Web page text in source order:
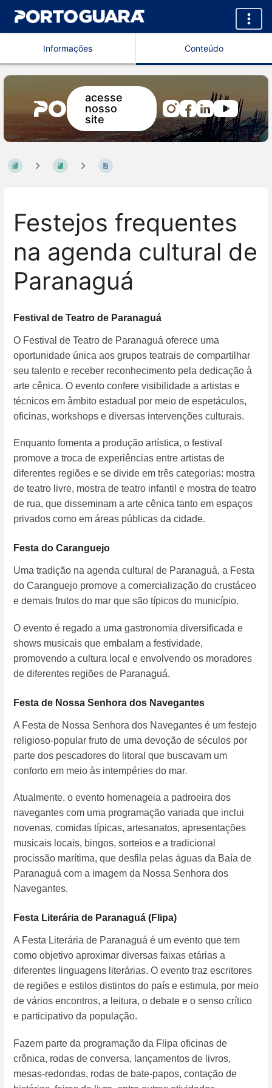
Informações Conteúdo
acesse
nosso
site
Festejos frequentes
na agenda cultural de
Paranaguá
Festival de Teatro de Paranaguá
O Festival de Teatro de Paranaguá oferece uma
oportunidade única aos grupos teatrais de compartilhar
seu talento e receber reconhecimento pela dedicação à
arte cênica. O evento confere visibilidade a artistas e
técnicos em âmbito estadual por meio de espetáculos,
oficinas, workshops e diversas intervenções culturais.
Enquanto fomenta a produção artística, o festival
promove a troca de experiências entre artistas de
diferentes regiões e se divide em três categorias: mostra
de teatro livre, mostra de teatro infantil e mostra de teatro
de rua, que disseminam a arte cênica tanto em espaços
privados como em áreas públicas da cidade.
Festa do Caranguejo
Uma tradição na agenda cultural de Paranaguá, a Festa
do Caranguejo promove a comercialização do crustáceo
e demais frutos do mar que são típicos do município.
O evento é regado a uma gastronomia diversificada e
shows musicais que embalam a festividade,
promovendo a cultura local e envolvendo os moradores
de diferentes regiões de Paranaguá.
Festa de Nossa Senhora dos Navegantes
A Festa de Nossa Senhora dos Navegantes é um festejo
religioso-popular fruto de uma devoção de séculos por
parte dos pescadores do litoral que buscavam um
conforto em meio às intempéries do mar.
Atualmente, o evento homenageia a padroeira dos
navegantes com uma programação variada que inclui
novenas, comidas típicas, artesanatos, apresentações
musicais locais, bingos, sorteios e a tradicional
procissão marítima, que desfila pelas águas da Baía de
Paranaguá com a imagem da Nossa Senhora dos
Navegantes.
Festa Literária de Paranaguá (Flipa)
A Festa Literária de Paranaguá é um evento que tem
como objetivo aproximar diversas faixas etárias a
diferentes linguagens literárias. O evento traz escritores
de regiões e estilos distintos do país e estimula, por meio
de vários encontros, a leitura, o debate e o senso crítico
e participativo da população.
Fazem parte da programação da Flipa oficinas de
crônica, rodas de conversa, lançamentos de livros,
mesas-redondas, rodas de bate-papos, contação de